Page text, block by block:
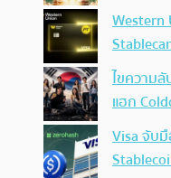
Western
ไขความ
แฮก
Visa จับ